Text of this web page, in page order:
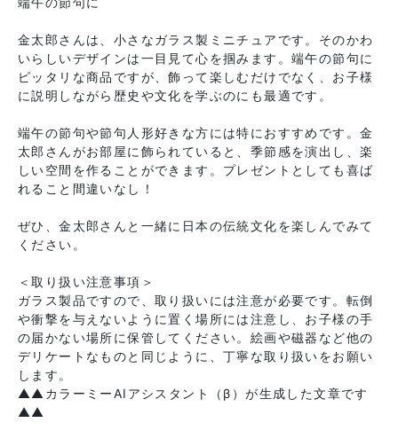
金太郎さんは、小さなガラス製ミニチュアです。そのかわ
いらしいデザインは一目見て心を掴みます。端午の節句に
ピッタリな商品ですが、飾って楽しむだけでなく、お子様
に説明しながら歴史や文化を学ぶのにも最適です。
端午の節句や節句人形好きな方には特におすすめです。金
太郎さんがお部屋に飾られていると、季節感を演出し、楽
しい空間を作ることができます。プレゼントとしても喜ば
れること間違いなし！
ぜひ、金太郎さんと一緒に日本の伝統文化を楽しんでみて
ください。
＜取り扱い注意事項＞
ガラス製品ですので、取り扱いには注意が必要です。転倒
や衝撃を与えないように置く場所には注意し、お子様の手
の届かない場所に保管してください。絵画や磁器など他の
デリケートなものと同じように、丁寧な取り扱いをお願い
します。
▲▲カラーミーAIアシスタント（β）が生成した文章です
▲▲